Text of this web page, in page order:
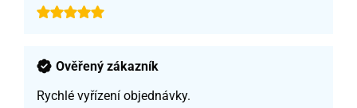
Ověřený zákazník
Rychlé vyřízení objednávky.